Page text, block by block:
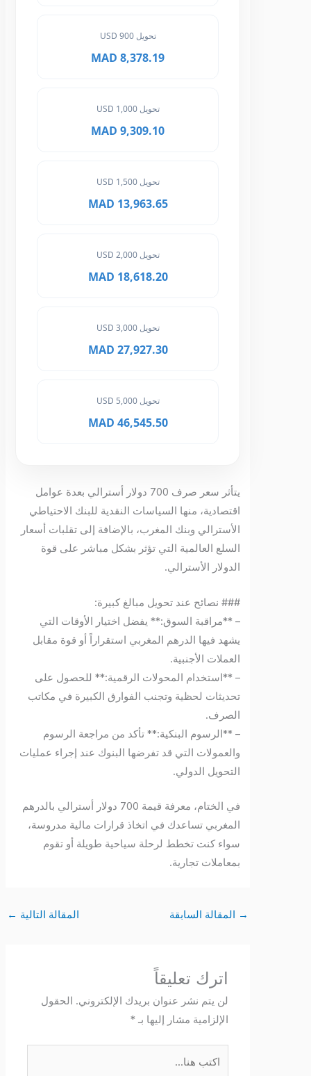
تحويل 900 USD
8,378.19 MAD
تحويل 1,000 USD
9,309.10 MAD
تحويل 1,500 USD
13,963.65 MAD
تحويل 2,000 USD
18,618.20 MAD
تحويل 3,000 USD
27,927.30 MAD
تحويل 5,000 USD
46,545.50 MAD
يتأثر سعر صرف 700 دولار أسترالي بعدة عوامل
اقتصادية، منها السياسات النقدية للبنك الاحتياطي
الأسترالي وبنك المغرب، بالإضافة إلى تقلبات أسعار
السلع العالمية التي تؤثر بشكل مباشر على قوة
الدولار الأسترالي.
### نصائح عند تحويل مبالغ كبيرة:
– **مراقبة السوق:** يفضل اختيار الأوقات التي
يشهد فيها الدرهم المغربي استقراراً أو قوة مقابل
العملات الأجنبية.
– **استخدام المحولات الرقمية:** للحصول على
تحديثات لحظية وتجنب الفوارق الكبيرة في مكاتب
الصرف.
– **الرسوم البنكية:** تأكد من مراجعة الرسوم
والعمولات التي قد تفرضها البنوك عند إجراء عمليات
التحويل الدولي.
في الختام، معرفة قيمة 700 دولار أسترالي بالدرهم
المغربي تساعدك في اتخاذ قرارات مالية مدروسة،
سواء كنت تخطط لرحلة سياحية طويلة أو تقوم
بمعاملات تجارية.
المقالة السابقة المقالة التالية←
اترك تعليقاً
لن يتم نشر عنوان بريدك الإلكتروني. الحقول
الإلزامية مشار إليها بـ*